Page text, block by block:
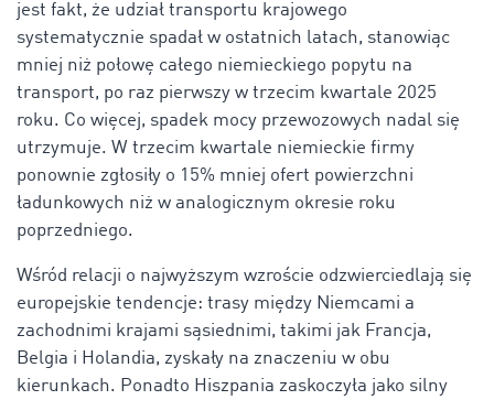
jest fakt, że udział transportu krajowego
systematycznie spadał w ostatnich latach, stanowiąc
mniej niż połowę całego niemieckiego popytu na
transport, po raz pierwszy w trzecim kwartale 2025
roku. Co więcej, spadek mocy przewozowych nadal się
utrzymuje. W trzecim kwartale niemieckie firmy
ponownie zgłosiły o 15% mniej ofert powierzchni
ładunkowych niż w analogicznym okresie roku
poprzedniego.
Wśród relacji o najwyższym wzroście odzwierciedlają się
europejskie tendencje: trasy między Niemcami a
zachodnimi krajami sąsiednimi, takimi jak Francja,
Belgia i Holandia, zyskały na znaczeniu w obu
kierunkach. Ponadto Hiszpania zaskoczyła jako silny